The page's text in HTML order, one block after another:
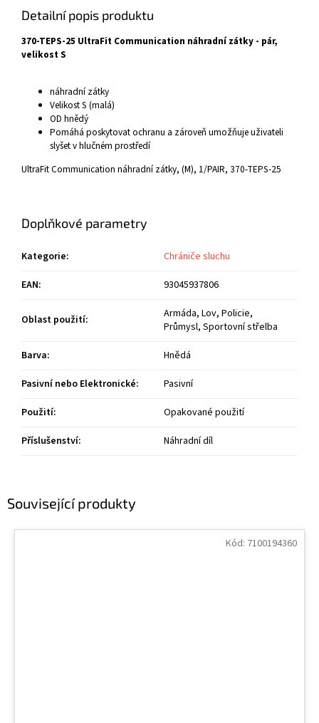
Související produkty
Kód: 7100194360
Detailní popis produktu
370-TEPS-25 UltraFit Communication náhradní zátky - pár,
velikost S
náhradní zátky
Velikost S (malá)
OD hnědý
Pomáhá poskytovat ochranu a zároveň umožňuje uživateli
slyšet v hlučném prostředí
UltraFit Communication náhradní zátky, (M), 1/PAIR, 370-TEPS-25
Doplňkové parametry
Kategorie:
Chrániče sluchu
EAN: 93045937806
Oblast použití:
Armáda, Lov, Policie,
Průmysl, Sportovní střelba
Barva:
Hnědá
Pasivní nebo Elektronické:
Pasivní
Použití:
Opakované použití
Příslušenství: Náhradní díl